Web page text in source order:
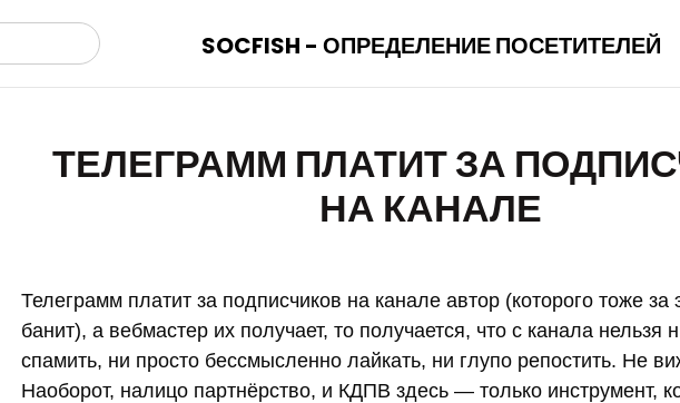
SOCFISH - ОПРЕДЕЛЕНИЕ ПОСЕТИТЕЛЕЙ
ТЕЛЕГРАММ ПЛАТИТ ЗА
НА КАНАЛЕ
Телеграмм платит за подписчиков на канале автор (которого тоже за
банит), а вебмастер их получает, то получается, что с канала нельзя
спамить, ни просто бессмысленно лайкать, ни глупо репостить. Не
Наоборот, налицо партнёрство, и КДПВ здесь — только инструмент,